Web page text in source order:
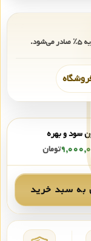
۵٪ صادر می‌شود.
سود و بهره
تومان
به سبد خرید